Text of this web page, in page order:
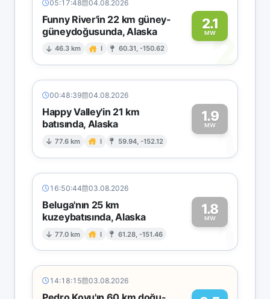
05:17:48 04.08.2026
Funny River'in 22 km güney-
güneydoğusunda, Alaska
46.3 km I 60.31, -150.62
2.1
MW2
00:48:39 04.08.2026
Happy Valley'in 21 km
batısında, Alaska
77.6 km I 59.94, -152.12
1.9
MW1
16:50:44 03.08.2026
Beluga'nın 25 km
kuzeybatısında, Alaska
77.0 km I 61.28, -151.46
1.8
MW1
14:18:15 03.08.2026